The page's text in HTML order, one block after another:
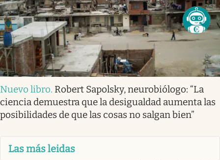
Nuevo libro. Robert Sapolsky, neurobiólogo: “La
ciencia demuestra que la desigualdad aumenta las
posibilidades de que las cosas no salgan bien”
Las más leidas